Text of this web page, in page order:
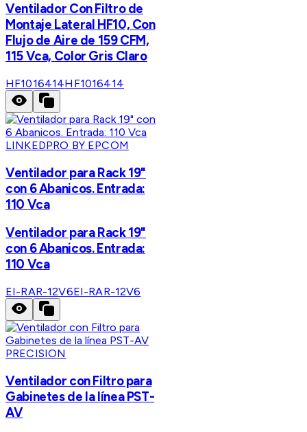
Ventilador Con Filtro de
Montaje Lateral HF10, Con
Flujo de Aire de 159 CFM,
115 Vca, Color Gris Claro
HF1016414HF1016414
LINKEDPRO BY EPCOM
Ventilador para Rack 19"
con 6 Abanicos. Entrada:
110 Vca
Ventilador para Rack 19"
con 6 Abanicos. Entrada:
110 Vca
EI-RAR-12V6EI-RAR-12V6
PRECISION
Ventilador con Filtro para
Gabinetes de la línea PST-
AV